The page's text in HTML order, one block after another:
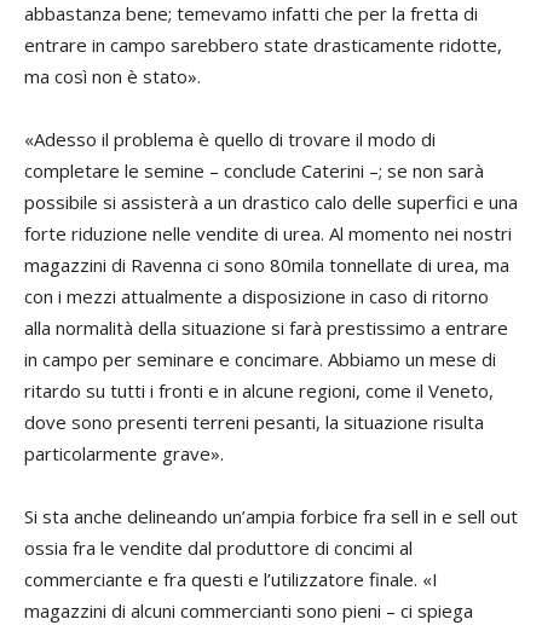
abbastanza bene; temevamo infatti che per la fretta di
entrare in campo sarebbero state drasticamente ridotte,
ma così non è stato».
«Adesso il problema è quello di trovare il modo di
completare le semine – conclude Caterini –; se non sarà
possibile si assisterà a un drastico calo delle superfici e una
forte riduzione nelle vendite di urea. Al momento nei nostri
magazzini di Ravenna ci sono 80mila tonnellate di urea, ma
con i mezzi attualmente a disposizione in caso di ritorno
alla normalità della situazione si farà prestissimo a entrare
in campo per seminare e concimare. Abbiamo un mese di
ritardo su tutti i fronti e in alcune regioni, come il Veneto,
dove sono presenti terreni pesanti, la situazione risulta
particolarmente grave».
Si sta anche delineando un’ampia forbice fra sell in e sell out
ossia fra le vendite dal produttore di concimi al
commerciante e fra questi e l’utilizzatore finale. «I
magazzini di alcuni commercianti sono pieni – ci spiega